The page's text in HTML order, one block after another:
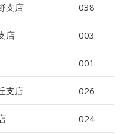
支店 038
店 003
001
支店 026
024